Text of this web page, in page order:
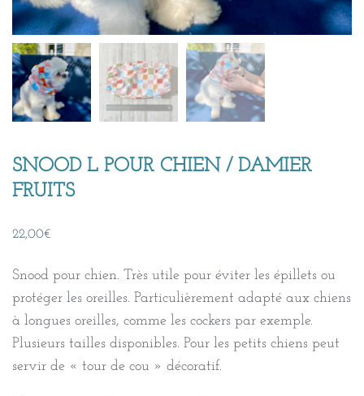
SNOOD L POUR CHIEN / DAMIER
FRUITS
22,00€
Snood pour chien. Très utile pour éviter les épillets ou
protéger les oreilles. Particulièrement adapté aux chiens
à longues oreilles, comme les cockers par exemple.
Plusieurs tailles disponibles. Pour les petits chiens peut
servir de « tour de cou » décoratif.